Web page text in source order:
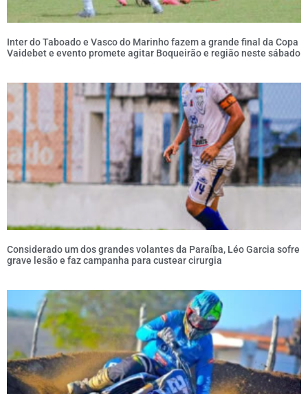
Inter do Taboado e Vasco do Marinho fazem a grande final da Copa
Vaidebet e evento promete agitar Boqueirão e região neste sábado
Considerado um dos grandes volantes da Paraíba, Léo Garcia sofre
grave lesão e faz campanha para custear cirurgia